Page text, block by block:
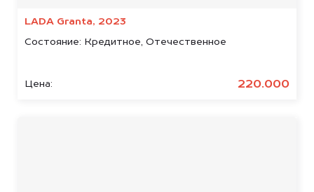
LADA Granta, 2023
Состояние: Кредитное, Отечественное
Цена: 220.000